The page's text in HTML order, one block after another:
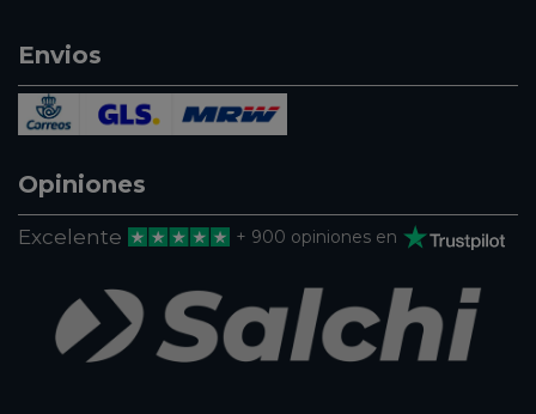
Envios
Opiniones
Excelente + 900 opiniones en